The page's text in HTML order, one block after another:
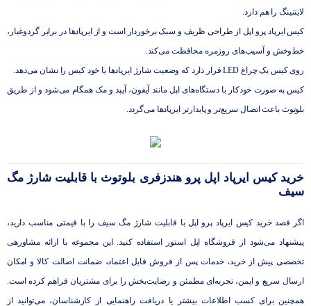
لایتنینگ را هم دارد.
کیس ایرپاد پرو اپل از طراحی ظریف و سبک برخوردار است و از ایرپادها در برابر گردوغبار،
خط‌وخش و آسیب‌های روزمره محافظت می‌کند.
روی کیس یک چراغ LED قرار دارد که وضعیت شارژ ایرپادها یا خود کیس را نشان می‌دهد.
کیس به‌ صورت خودکار با دستگاه‌های اپل مانند آیفون، آیپد و مک همگام می‌شود و از طریق
بلوتوث باعث اتصال سریع‌تر و پایدارتر ایرپادها می‌گردد.
خرید کیس ایرپاد اپل پرو هندزفری بلوتوث با قابلیت شارژ مگ
سیف
اگر قصد خرید کیس ایرپاد پرو اپل با قابلیت شارژ مگ‌ سیف را با قیمتی مناسب دارید،
پیشنهاد می‌شود از فروشگاه اپل استور استفاده کنید. این مجموعه با ارائه‌ مشاورهی
تخصصی پیش از خرید، خدمات پس از فروش قابل اعتماد، ضمانت اصالت کالا و امکان
ارسال سریع و ایمن، تجربه‌ای مطمئن و رضایت‌بخش را برای مشتریان فراهم کرده است.
همچنین برای کسب اطلاعات بیشتر یا دریافت راهنمایی از کارشناسان، می‌توانید از